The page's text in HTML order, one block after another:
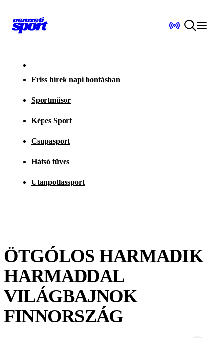
Friss hírek napi bontásban
Sportműsor
Képes Sport
Csupasport
Hátsó füves
Utánpótlássport
ÖTGÓLOS HARMADIK
HARMADDAL
VILÁGBAJNOK
FINNORSZÁG